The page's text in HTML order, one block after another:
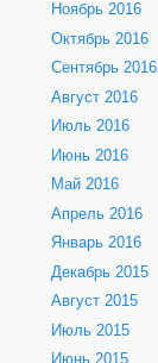
Ноябрь 2016
Октябрь 2016
Сентябрь 2016
Август 2016
Июль 2016
Июнь 2016
Май 2016
Апрель 2016
Январь 2016
Декабрь 2015
Август 2015
Июль 2015